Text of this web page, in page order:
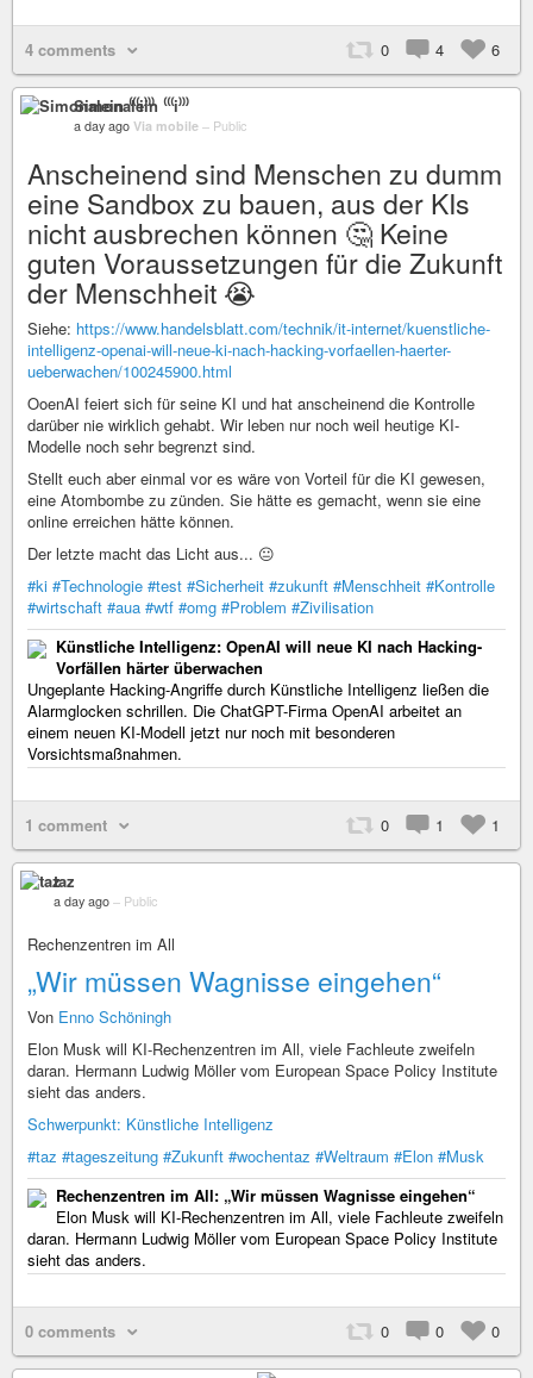
4 comments 0 4 6
Simonalein ⁽⁽⁽i⁾⁾⁾
a day ago Via mobile – Public
Anscheinend sind Menschen zu dumm
eine Sandbox zu bauen, aus der KIs
nicht ausbrechen können 🤔 Keine
guten Voraussetzungen für die Zukunft
der Menschheit 😭
Siehe: https://www.handelsblatt.com/technik/it-internet/kuenstliche-
intelligenz-openai-will-neue-ki-nach-hacking-vorfaellen-haerter-
ueberwachen/100245900.html
OoenAI feiert sich für seine KI und hat anscheinend die Kontrolle
darüber nie wirklich gehabt. Wir leben nur noch weil heutige KI-
Modelle noch sehr begrenzt sind.
Stellt euch aber einmal vor es wäre von Vorteil für die KI gewesen,
eine Atombombe zu zünden. Sie hätte es gemacht, wenn sie eine
online erreichen hätte können.
Der letzte macht das Licht aus... 😐
#ki #Technologie #test #Sicherheit #zukunft #Menschheit #Kontrolle
#wirtschaft #aua #wtf #omg #Problem #Zivilisation
Künstliche Intelligenz: OpenAI will neue KI nach Hacking-
Vorfällen härter überwachen
Ungeplante Hacking-Angriffe durch Künstliche Intelligenz ließen die
Alarmglocken schrillen. Die ChatGPT-Firma OpenAI arbeitet an
einem neuen KI-Modell jetzt nur noch mit besonderen
Vorsichtsmaßnahmen.
1 comment 0 1 1
taz
a day ago – Public
Rechenzentren im All
„Wir müssen Wagnisse eingehen“
Von Enno Schöningh
Elon Musk will KI-Rechenzentren im All, viele Fachleute zweifeln
daran. Hermann Ludwig Möller vom European Space Policy Institute
sieht das anders.
Schwerpunkt: Künstliche Intelligenz
#taz #tageszeitung #Zukunft #wochentaz #Weltraum #Elon #Musk
Rechenzentren im All: „Wir müssen Wagnisse eingehen“
Elon Musk will KI-Rechenzentren im All, viele Fachleute zweifeln
daran. Hermann Ludwig Möller vom European Space Policy Institute
sieht das anders.
0 comments 0 0 0